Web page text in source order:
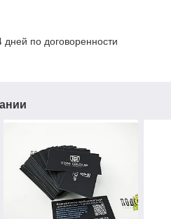
дней по договоренности